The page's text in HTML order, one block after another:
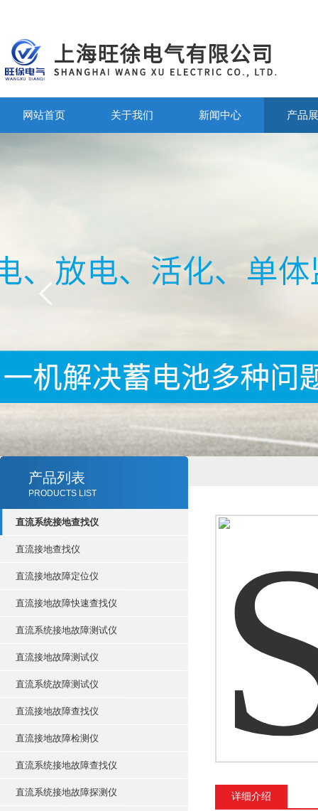
网站首页 关于我们 新闻中心 产品
产品列表
PRODUCTS LIST
直流系统接地查找仪
直流接地查找仪
直流接地故障定位仪
直流接地故障快速查找仪
直流系统接地故障测试仪
直流接地故障测试仪
直流系统故障测试仪
直流接地故障查找仪
直流接地故障检测仪
直流系统接地故障查找仪
直流系统接地故障探测仪 详细介绍